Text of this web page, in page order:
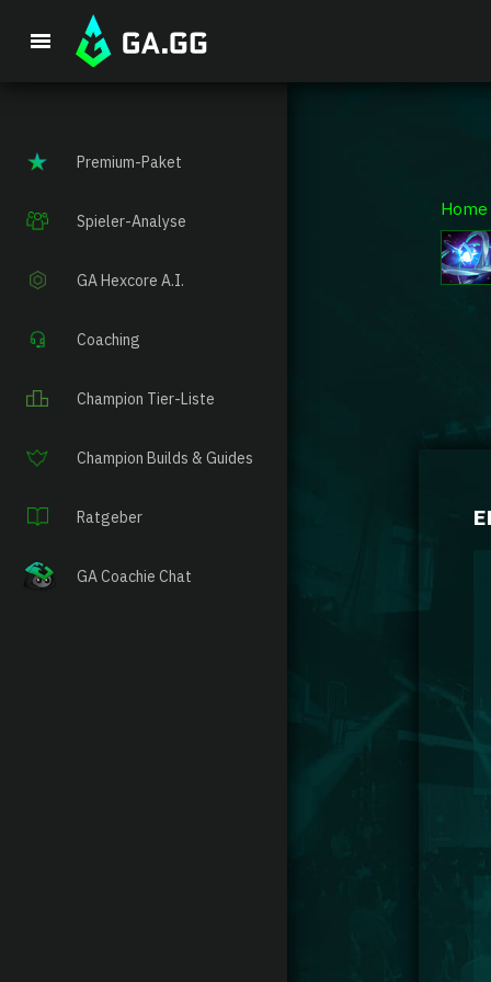
Premium-Paket
Spieler-Analyse
GA Hexcore A.I.
Coaching
Champion Tier-Liste
Champion Builds & Guides
Ratgeber
GA Coachie Chat
Home